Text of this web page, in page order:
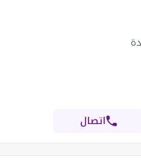
اتصال